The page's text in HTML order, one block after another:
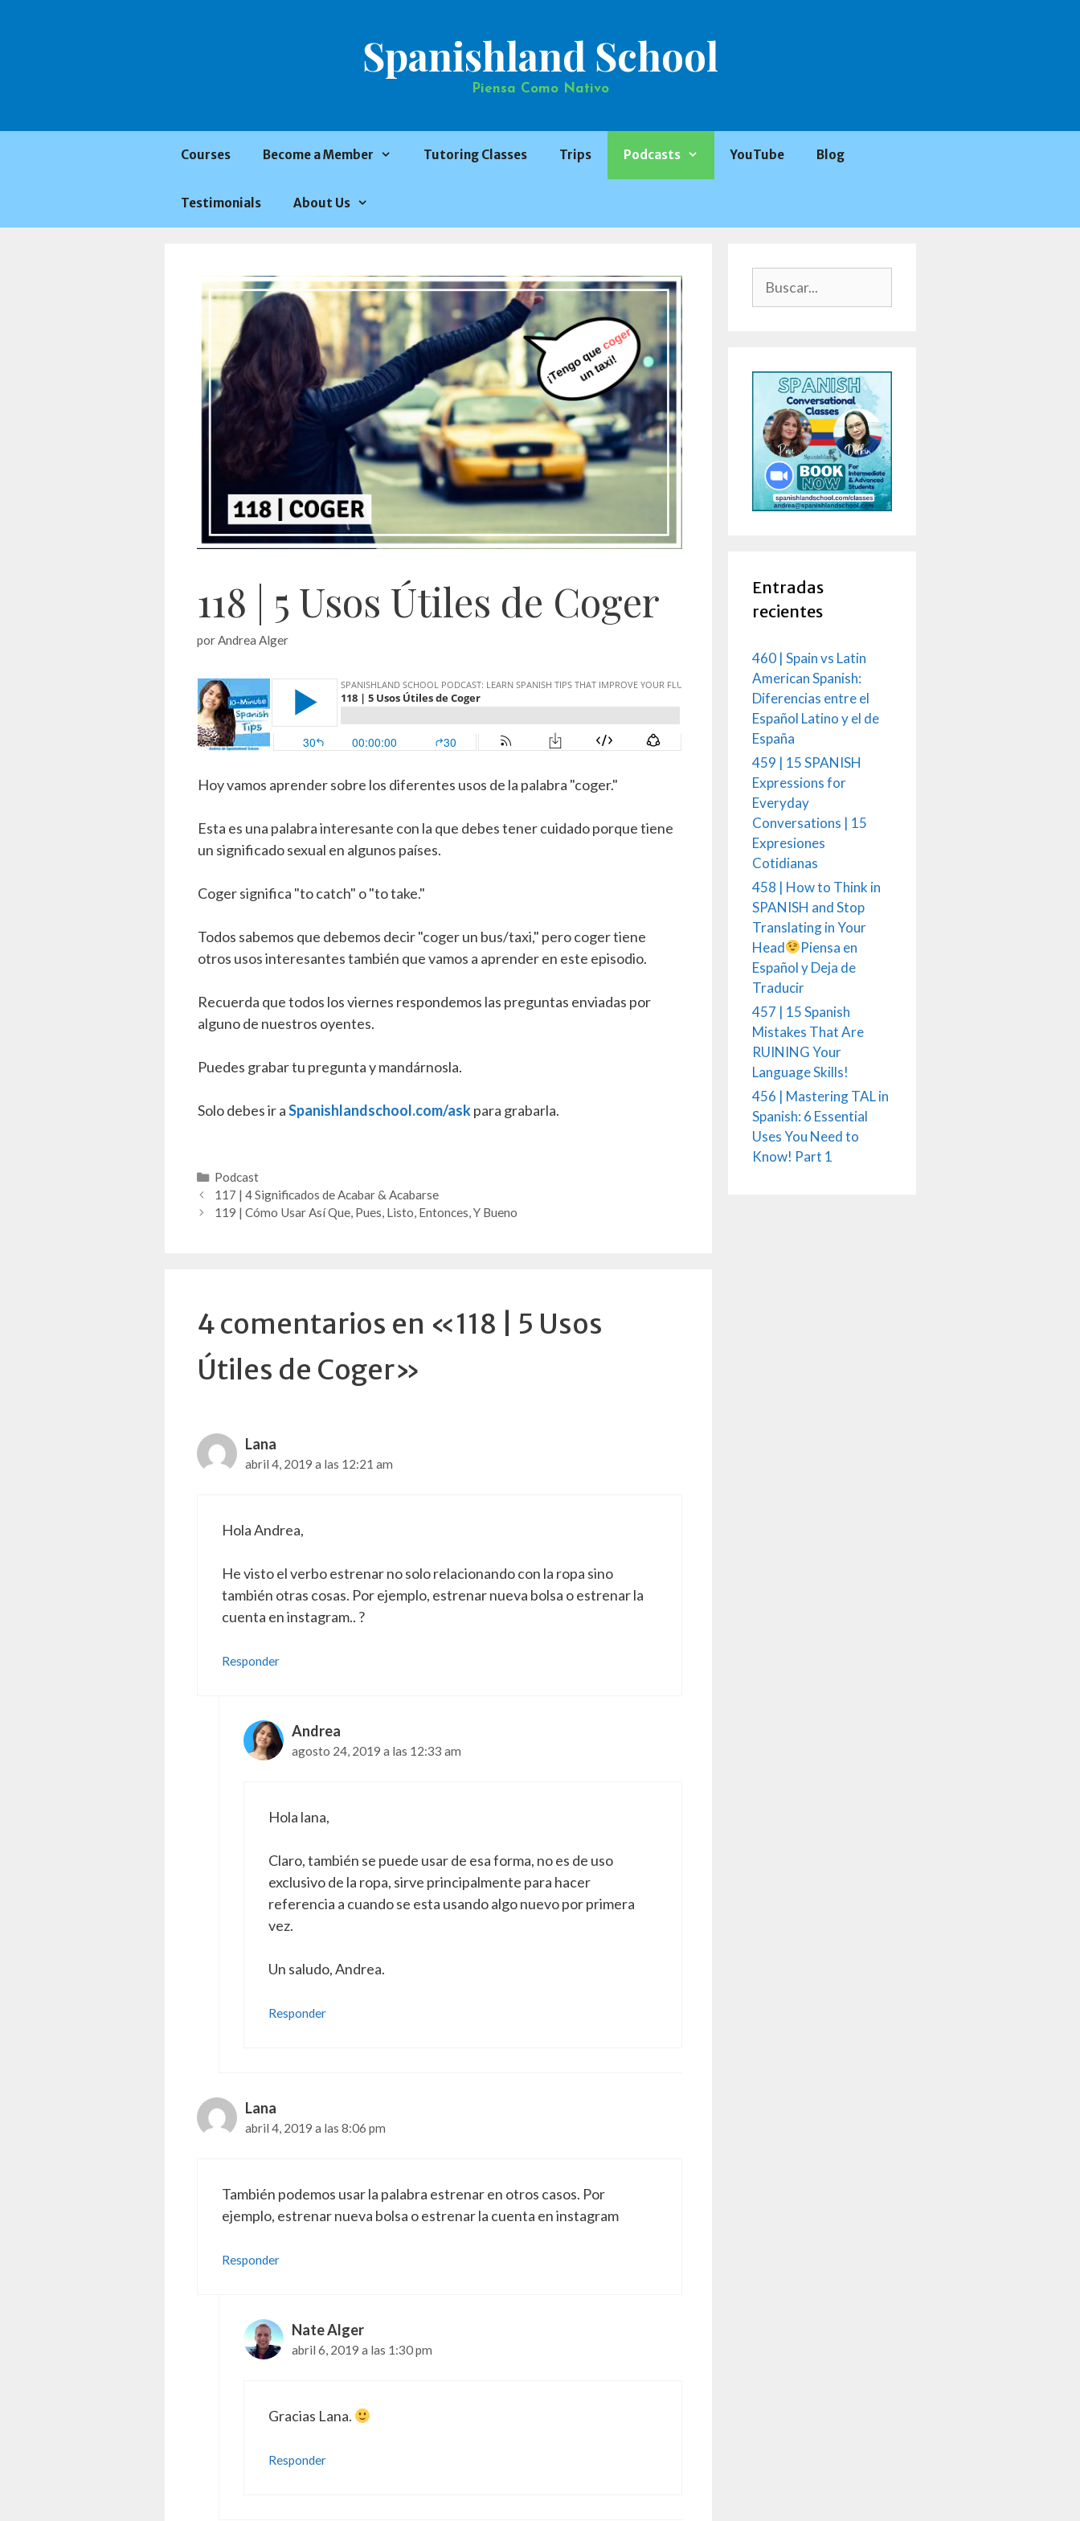
Spanishland School
Piensa Como Nativo
Courses Become a Member Tutoring Classes Trips Podcasts YouTube Blog
Testimonials About Us
118 | 5 Usos Útiles de Coger
por Andrea Alger
Hoy vamos aprender sobre los diferentes usos de la palabra "coger."
Esta es una palabra interesante con la que debes tener cuidado porque tiene
un significado sexual en algunos países.
Coger significa "to catch" o "to take."
Todos sabemos que debemos decir "coger un bus/taxi," pero coger tiene
otros usos interesantes también que vamos a aprender en este episodio.
Recuerda que todos los viernes respondemos las preguntas enviadas por
alguno de nuestros oyentes.
Puedes grabar tu pregunta y mandárnosla.
Solo debes ir aSpanishlandschool.com/askpara grabarla.
Categorías
Podcast
117 | 4 Significados de Acabar & Acabarse
119 | Cómo Usar Así Que, Pues, Listo, Entonces, Y Bueno
4 comentarios en «118 | 5 Usos
Útiles de Coger»
Lana
abril 4, 2019 a las 12:21 am
Hola Andrea,
He visto el verbo estrenar no solo relacionando con la ropa sino
también otras cosas. Por ejemplo, estrenar nueva bolsa o estrenar la
cuenta en instagram.. ?
Responder
Andrea
agosto 24, 2019 a las 12:33 am
Hola lana,
Claro, también se puede usar de esa forma, no es de uso
exclusivo de la ropa, sirve principalmente para hacer
referencia a cuando se esta usando algo nuevo por primera
vez.
Un saludo, Andrea.
Responder
Lana
abril 4, 2019 a las 8:06 pm
También podemos usar la palabra estrenar en otros casos. Por
ejemplo, estrenar nueva bolsa o estrenar la cuenta en instagram
Responder
Nate Alger
abril 6, 2019 a las 1:30 pm
Gracias Lana.
Responder
Entradas
recientes
460 | Spain vs Latin
American Spanish:
Diferencias entre el
Español Latino y el de
España
459 | 15 SPANISH
Expressions for
Everyday
Conversations | 15
Expresiones
Cotidianas
458 | How to Think in
SPANISH and Stop
Translating in Your
Head
Piensa en
Español y Deja de
Traducir
457 | 15 Spanish
Mistakes That Are
RUINING Your
Language Skills!
456 | Mastering TAL in
Spanish: 6 Essential
Uses You Need to
Know! Part 1